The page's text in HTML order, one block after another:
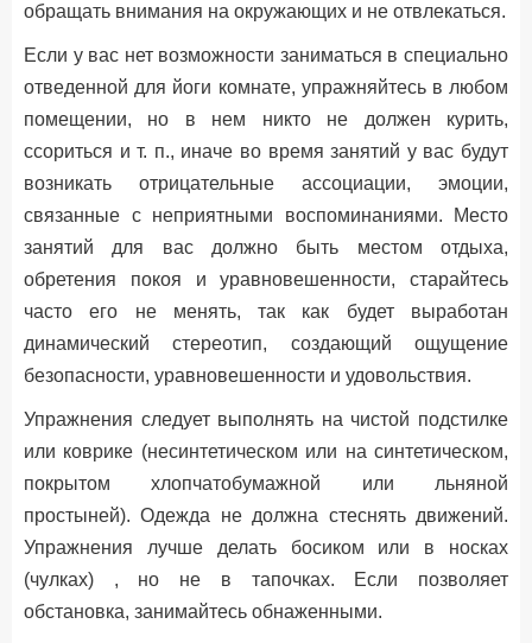
обращать внимания на окружающих и не отвлекаться.
Если у вас нет возможности заниматься в специально
отведенной для йоги комнате, упражняйтесь в любом
помещении, но в нем никто не должен курить,
ссориться и т. п., иначе во время занятий у вас будут
возникать отрицательные ассоциации, эмоции,
связанные с неприятными воспоминаниями. Место
занятий для вас должно быть местом отдыха,
обретения покоя и уравновешенности, старайтесь
часто его не менять, так как будет выработан
динамический стереотип, создающий ощущение
безопасности, уравновешенности и удовольствия.
Упражнения следует выполнять на чистой подстилке
или коврике (несинтетическом или на синтетическом,
покрытом хлопчатобумажной или льняной
простыней). Одежда не должна стеснять движений.
Упражнения лучше делать босиком или в носках
(чулках) , но не в тапочках. Если позволяет
обстановка, занимайтесь обнаженными.